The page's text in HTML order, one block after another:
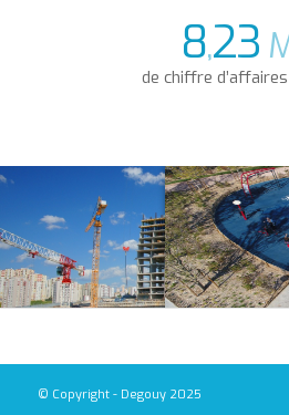
8,23
de chiffre
© Copyright - Degouy 2025